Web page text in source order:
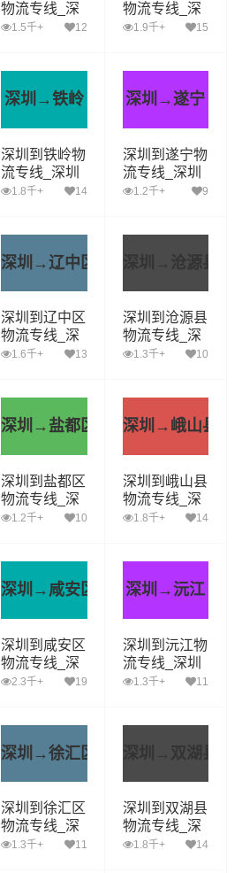
物流专线_深
圳到宽甸县货
1.5千+ 12
物流专线_深
圳到孟津县货
1.9千+ 15
深圳→铁岭
深圳到铁岭物
流专线_深圳
到铁岭货运公
1.8千+ 14
深圳→遂宁
深圳到遂宁物
流专线_深圳
到遂宁货运公
1.2千+ 9
深圳→辽中区
深圳到辽中区
物流专线_深
圳到辽中区货
1.6千+ 13
深圳→沧源县
深圳到沧源县
物流专线_深
圳到沧源县货
1.3千+ 10
深圳→盐都区
深圳到盐都区
物流专线_深
圳到盐都区货
1.2千+ 10
深圳→峨山县
深圳到峨山县
物流专线_深
圳到峨山县货
1.8千+ 14
深圳→咸安区
深圳到咸安区
物流专线_深
圳到咸安区货
2.3千+ 19
深圳→沅江
深圳到沅江物
流专线_深圳
到沅江货运公
1.3千+ 11
深圳→徐汇区
深圳到徐汇区
物流专线_深
圳到徐汇区货
1.3千+ 11
深圳→双湖县
深圳到双湖县
物流专线_深
圳到双湖县货
1.8千+ 14